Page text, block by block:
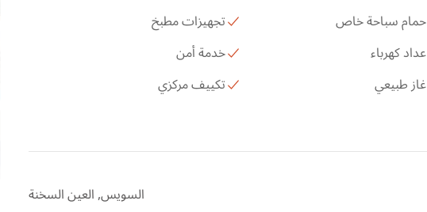
حمام سباحة خاص
تجهيزات مطبخ
عداد كهرباء
خدمة أمن
غاز طبيعي تكييف مركزي
السويس, العين السخنة